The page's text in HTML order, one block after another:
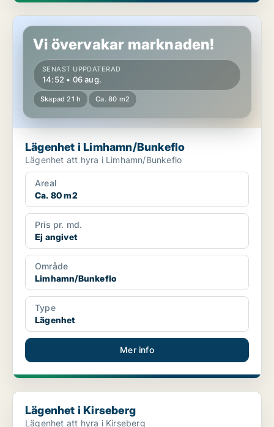
Lägenhet i Limhamn/Bunkeflo
Vi övervakar marknaden!
SENAST UPPDATERAD
14:52 • 06 aug.
Skapad 21 h Ca. 80 m2
Lägenhet i Limhamn/Bunkeflo
Lägenhet att hyra i Limhamn/Bunkeflo
Areal
Ca. 80 m2
Pris pr. md.
Ej angivet
Område
Limhamn/Bunkeflo
Type
Lägenhet
Mer info
Lägenhet i Kirseberg
Lägenhet i Kirseberg
Lägenhet att hyra i Kirseberg